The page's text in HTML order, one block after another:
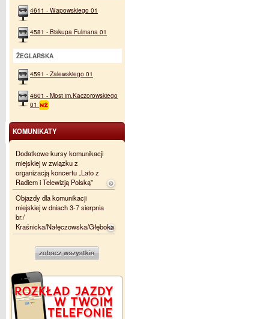
4611 - Wapowskiego 01
4581 - Biskupa Fulmana 01
ŻEGLARSKA
4591 - Zalewskiego 01
4601 - Most im.Kaczorowskiego
01
KOMUNIKATY
Dodatkowe kursy komunikacji
miejskiej w związku z
organizacją koncertu „Lato z
Radiem i Telewizją Polską”
Objazdy dla komunikacji
miejskiej w dniach 3-7 sierpnia
br./
Kraśnicka/Nałęczowska/Głęboka